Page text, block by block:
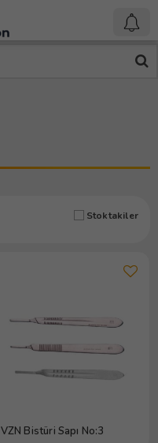
Stoktakiler
VZN Bistüri Sapı No:3